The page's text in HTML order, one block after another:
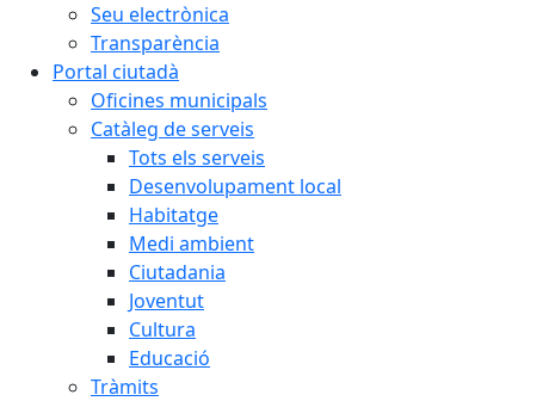
Seu electrònica
Transparència
Portal ciutadà
Oficines municipals
Catàleg de serveis
Tots els serveis
Desenvolupament local
Habitatge
Medi ambient
Ciutadania
Joventut
Cultura
Educació
Tràmits